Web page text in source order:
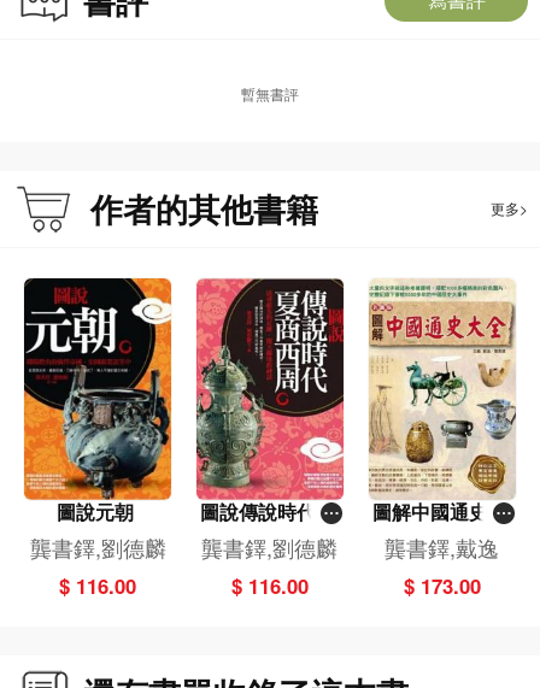
暫無書評
作者的其他書籍 更多>
圖說元朝
龔書鐸,劉德麟
$ 116.00
圖說傳說時代、
夏、商、西周
龔書鐸,劉德麟
$ 116.00
圖解中國通史大
全（彩圖版）
龔書鐸,戴逸
$ 173.00